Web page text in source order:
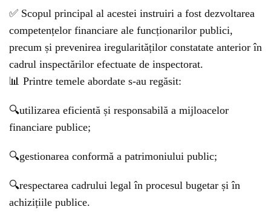
✅ Scopul principal al acestei instruiri a fost dezvoltarea
competențelor financiare ale funcționarilor publici,
precum și prevenirea iregularităților constatate anterior în
cadrul inspectărilor efectuate de inspectorat.
📊 Printre temele abordate s-au regăsit:
🔍utilizarea eficientă și responsabilă a mijloacelor
financiare publice;
🔍gestionarea conformă a patrimoniului public;
🔍respectarea cadrului legal în procesul bugetar și în
achizițiile publice.